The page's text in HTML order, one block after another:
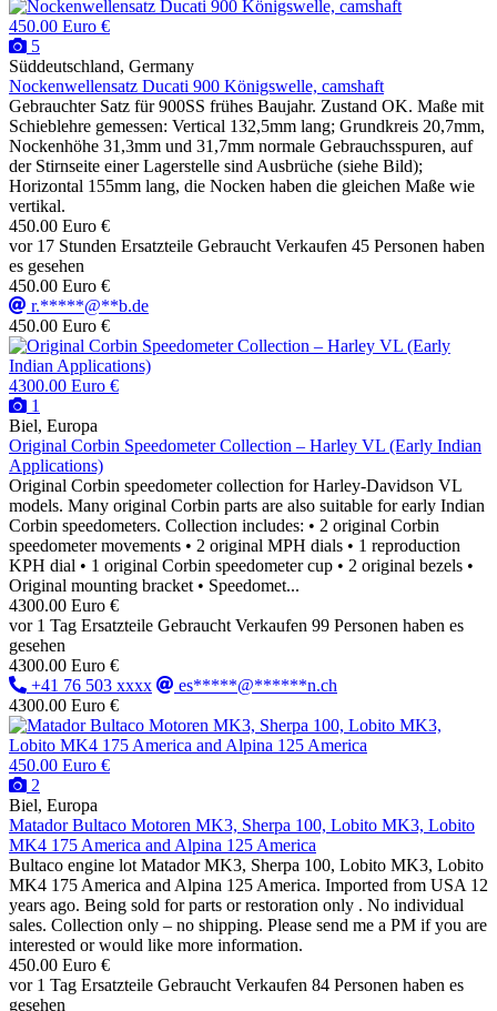
450.00 Euro €
5
Süddeutschland, Germany
Nockenwellensatz Ducati 900 Königswelle, camshaft
Gebrauchter Satz für 900SS frühes Baujahr. Zustand OK. Maße mit
Schieblehre gemessen: Vertical 132,5mm lang; Grundkreis 20,7mm,
Nockenhöhe 31,3mm und 31,7mm normale Gebrauchsspuren, auf
der Stirnseite einer Lagerstelle sind Ausbrüche (siehe Bild);
Horizontal 155mm lang, die Nocken haben die gleichen Maße wie
vertikal.
450.00 Euro €
vor 17 Stunden Ersatzteile Gebraucht Verkaufen 45 Personen haben
es gesehen
450.00 Euro €
r.*****@**b.de
450.00 Euro €
4300.00 Euro €
1
Biel, Europa
Original Corbin Speedometer Collection – Harley VL (Early Indian
Applications)
Original Corbin speedometer collection for Harley-Davidson VL
models. Many original Corbin parts are also suitable for early Indian
Corbin speedometers. Collection includes: • 2 original Corbin
speedometer movements • 2 original MPH dials • 1 reproduction
KPH dial • 1 original Corbin speedometer cup • 2 original bezels •
Original mounting bracket • Speedomet...
4300.00 Euro €
vor 1 Tag Ersatzteile Gebraucht Verkaufen 99 Personen haben es
gesehen
4300.00 Euro €
+41 76 503 xxxx
es*****@******n.ch
4300.00 Euro €
450.00 Euro €
2
Biel, Europa
Matador Bultaco Motoren MK3, Sherpa 100, Lobito MK3, Lobito
MK4 175 America and Alpina 125 America
Bultaco engine lot Matador MK3, Sherpa 100, Lobito MK3, Lobito
MK4 175 America and Alpina 125 America. Imported from USA 12
years ago. Being sold for parts or restoration only . No individual
sales. Collection only – no shipping. Please send me a PM if you are
interested or would like more information.
450.00 Euro €
vor 1 Tag Ersatzteile Gebraucht Verkaufen 84 Personen haben es
gesehen